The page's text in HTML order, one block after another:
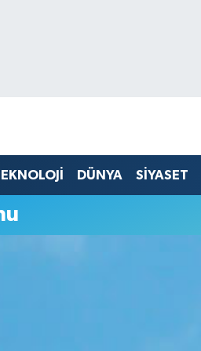
DÜNYA SİYASET